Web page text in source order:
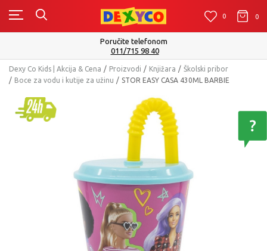
0 0 0
Poručite telefonom
011/715 98 40
Dexy Co Kids | Akcija & Cena Proizvodi Knjižara
Školski pribor
Boce za vodu i kutije za užinu
STOR EASY CASA 430ML BARBIE